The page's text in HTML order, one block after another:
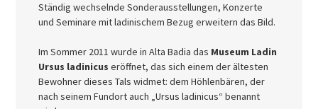
Ständig wechselnde Sonderausstellungen, Konzerte
und Seminare mit ladinischem Bezug erweitern das Bild.
Im Sommer 2011 wurde in Alta Badia das Museum Ladin
Ursus ladinicus eröffnet, das sich einem der ältesten
Bewohner dieses Tals widmet: dem Höhlenbären, der
nach seinem Fundort auch „Ursus ladinicus“ benannt